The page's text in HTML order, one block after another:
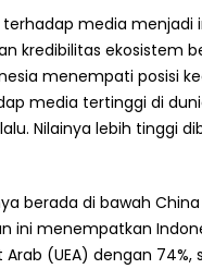
terhadap media
kredibilitas ekosistem
menempati posisi
media tertinggi di
Nilainya lebih tinggi
berada di bawah
ini menempatkan
Arab (UEA) dengan